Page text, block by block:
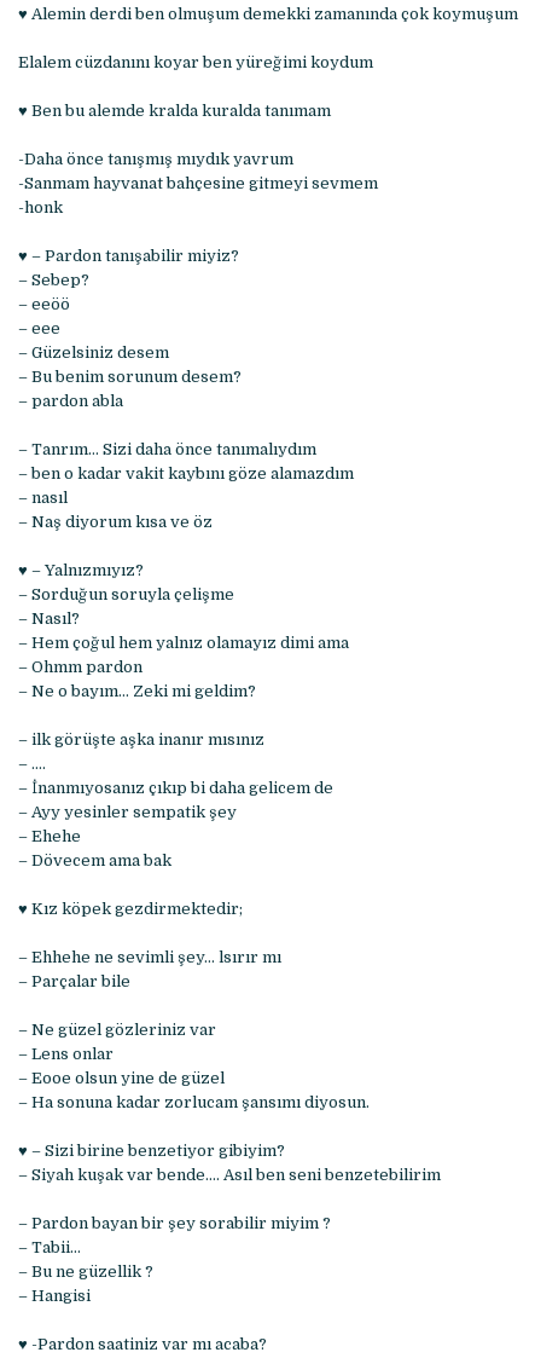
♥ Alemin derdi ben olmuşum demekki zamanında çok koymuşum
Elalem cüzdanını koyar ben yüreğimi koydum
♥ Ben bu alemde kralda kuralda tanımam
-Daha önce tanışmış mıydık yavrum
-Sanmam hayvanat bahçesine gitmeyi sevmem
-honk
♥ – Pardon tanışabilir miyiz?
– Sebep?
– eeöö
– eee
– Güzelsiniz desem
– Bu benim sorunum desem?
– pardon abla
– Tanrım… Sizi daha önce tanımalıydım
– ben o kadar vakit kaybını göze alamazdım
– nasıl
– Naş diyorum kısa ve öz
♥ – Yalnızmıyız?
– Sorduğun soruyla çelişme
– Nasıl?
– Hem çoğul hem yalnız olamayız dimi ama
– Ohmm pardon
– Ne o bayım… Zeki mi geldim?
– ilk görüşte aşka inanır mısınız
– ….
– İnanmıyosanız çıkıp bi daha gelicem de
– Ayy yesinler sempatik şey
– Ehehe
– Dövecem ama bak
♥ Kız köpek gezdirmektedir;
– Ehhehe ne sevimli şey… lsırır mı
– Parçalar bile
– Ne güzel gözleriniz var
– Lens onlar
– Eooe olsun yine de güzel
– Ha sonuna kadar zorlucam şansımı diyosun.
♥ – Sizi birine benzetiyor gibiyim?
– Siyah kuşak var bende…. Asıl ben seni benzetebilirim
– Pardon bayan bir şey sorabilir miyim ?
– Tabii…
– Bu ne güzellik ?
– Hangisi
♥ -Pardon saatiniz var mı acaba?